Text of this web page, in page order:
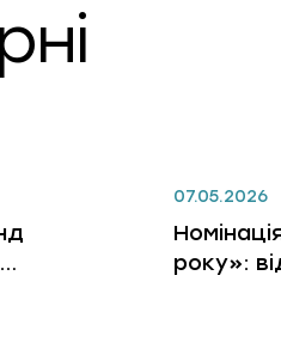
07.05.2026
року»: